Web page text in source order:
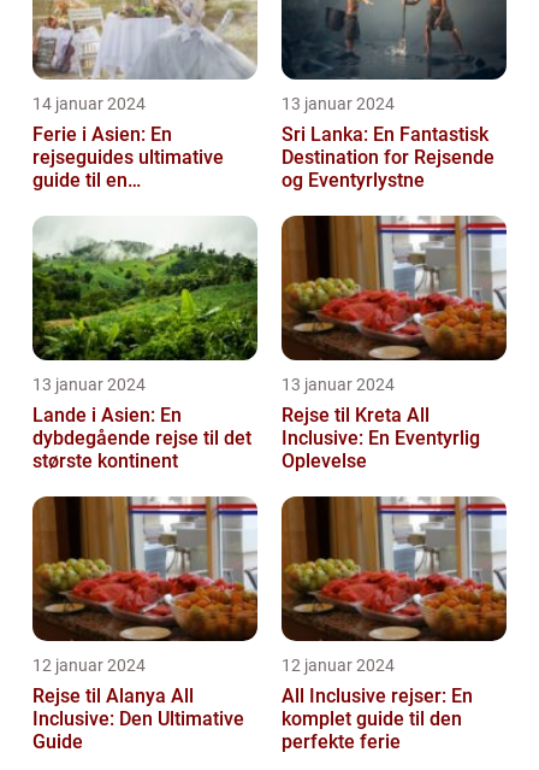
14 januar 2024
Ferie i Asien: En
rejseguides ultimative
guide til en
rejseoplevelse
13 januar 2024
Sri Lanka: En Fantastisk
Destination for Rejsende
og Eventyrlystne
13 januar 2024
Lande i Asien: En
dybdegående rejse til det
største kontinent
13 januar 2024
Rejse til Kreta All
Inclusive: En Eventyrlig
Oplevelse
12 januar 2024
Rejse til Alanya All
Inclusive: Den Ultimative
Guide
12 januar 2024
All Inclusive rejser: En
komplet guide til den
perfekte ferie